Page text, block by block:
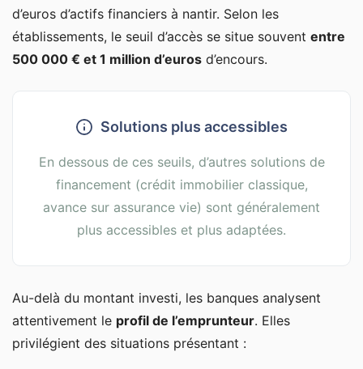
d’euros d’actifs financiers à nantir. Selon les
établissements, le seuil d’accès se situe souvent entre
500 000 € et 1 million d’euros d’encours.
Solutions plus accessibles
En dessous de ces seuils, d’autres solutions de
financement (crédit immobilier classique,
avance sur assurance vie) sont généralement
plus accessibles et plus adaptées.
Au-delà du montant investi, les banques analysent
attentivement le profil de l’emprunteur. Elles
privilégient des situations présentant :